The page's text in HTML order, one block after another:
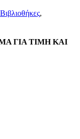
Βιβλιοθήκες,
ΓΙΑ ΤΙΜΗ ΚΑΙ